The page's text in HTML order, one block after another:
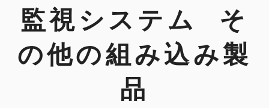
監視システム そ
の他の組み込み製
品